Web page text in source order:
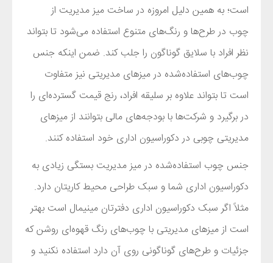
است؛ به همین دلیل امروزه در ساخت میز مدیریت از
چوب در طرحها و رنگهای متنوع استفاده میشود تا بتواند
نظر افراد با سلایق گوناگون را جلب کند. ضمن اینکه جنس
چوبهای استفاده‌شده در میزهای مدیریتی نیز متفاوت
است تا بتواند علاوه بر سلیقه افراد، رنج قیمت گستردهای را
در برگیرد و شرکتها با بودجههای مالی بتوانند از میزهای
مدیریتی چوبی در دکوراسیون اداری خود استفاده کنند.
جنس چوب استفاده‌شده در میز مدیریت بستگی زیادی به
دکوراسیون اداری شما و سبک طراحی محیط کاریتان دارد.
مثلاً اگر سبک دکوراسیون اداری دفترتان مینیمال است بهتر
است از میزهای مدیریتی با چوبهای رنگ قهوهای روشن که
جزئیات و طرح‌های گوناگونی روی آن دارد استفاده نکنید و